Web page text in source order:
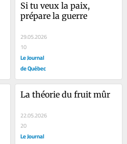
Si tu veux la paix,
prépare la guerre
29.05.2026
10
Le Journal
de Québec
La théorie du fruit mûr
22.05.2026
20
Le Journal